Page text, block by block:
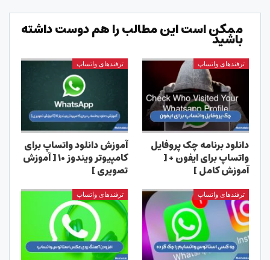
ممکن است این مطالب را هم دوست داشته
باشید
ترفندهای واتساپ
دانلود برنامه چک پروفایل
واتساپ برای ایفون + [
آموزش کامل ]
ترفندهای واتساپ
آموزش دانلود واتساپ برای
کامپیوتر ویندوز ۱۰ [ آموزش
تصویری ]
ترفندهای واتساپ ترفندهای واتساپ